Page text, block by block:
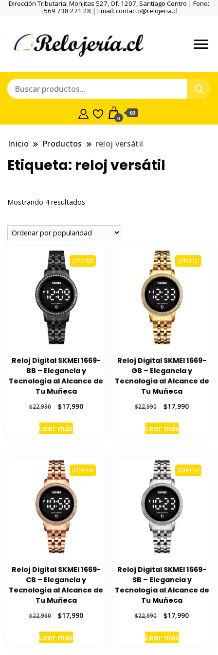
Dirección Tributaria: Monjitas 527, Of. 1207, Santiago Centro | Fono:
+569 738 271 28 | Email: contacto@relojeria.cl
0
$0
Inicio Productos reloj versátil
Etiqueta: reloj versátil
Mostrando 4 resultados
popularidad
¡Oferta!
Reloj Digital SKMEI 1669-
BB – Elegancia y
Tecnología al Alcance de
Tu Muñeca
$22,990
original
era:
$17,990El
Leer más
¡Oferta!
Reloj Digital SKMEI 1669-
GB – Elegancia y
Tecnología al Alcance de
Tu Muñeca
$22,990
El
original
era:
$17,990El
Leer más
¡Oferta!
Reloj Digital SKMEI 1669-
CB – Elegancia y
Tecnología al Alcance de
Tu Muñeca
$22,990
original
era:
$17,990El
Leer más
¡Oferta!
Reloj Digital SKMEI 1669-
SB – Elegancia y
Tecnología al Alcance de
Tu Muñeca
$22,990
El
original
era:
$17,990El
Leer más